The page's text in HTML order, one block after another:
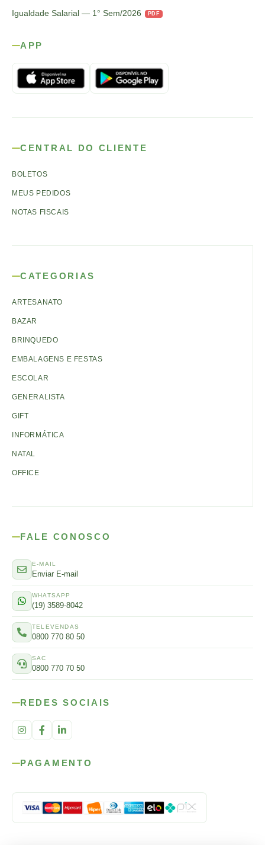
Igualdade Salarial — 1° Sem/2026
PDF
APP
CENTRAL DO CLIENTE
BOLETOS
MEUS PEDIDOS
NOTAS FISCAIS
CATEGORIAS
ARTESANATO
BAZAR
BRINQUEDO
EMBALAGENS E FESTAS
ESCOLAR
GENERALISTA
GIFT
INFORMÁTICA
NATAL
OFFICE
FALE CONOSCO
E-MAIL
Enviar E-mail
WHATSAPP
(19) 3589-8042
TELEVENDAS
0800 770 80 50
SAC
0800 770 70 50
REDES SOCIAIS
PAGAMENTO